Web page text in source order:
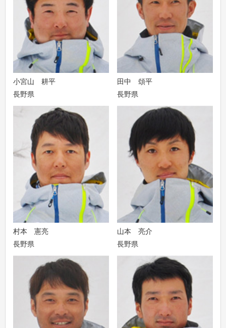
小宮山 耕平
長野県
田中 頌平
長野県
村本 憲亮
長野県
山本 亮介
長野県